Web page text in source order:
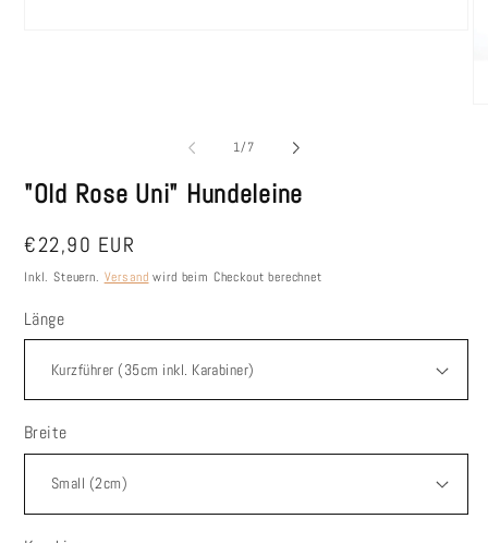
1/von
7
"Old Rose Uni" Hundeleine
Normaler
Preis
€22,90 EUR
Inkl. Steuern. Versand wird beim Checkout berechnet
Länge
Breite